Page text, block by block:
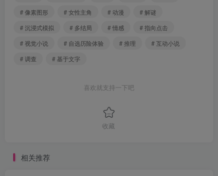
# 像素图形
# 女性主角 # 动漫
# 解谜
# 沉浸式模拟
# 多结局 # 情感
# 指向点击
# 视觉小说
# 自选历险体验 # 推理
# 互动小说
# 调查
# 基于文字
喜欢就支持一下吧
收藏
相关推荐